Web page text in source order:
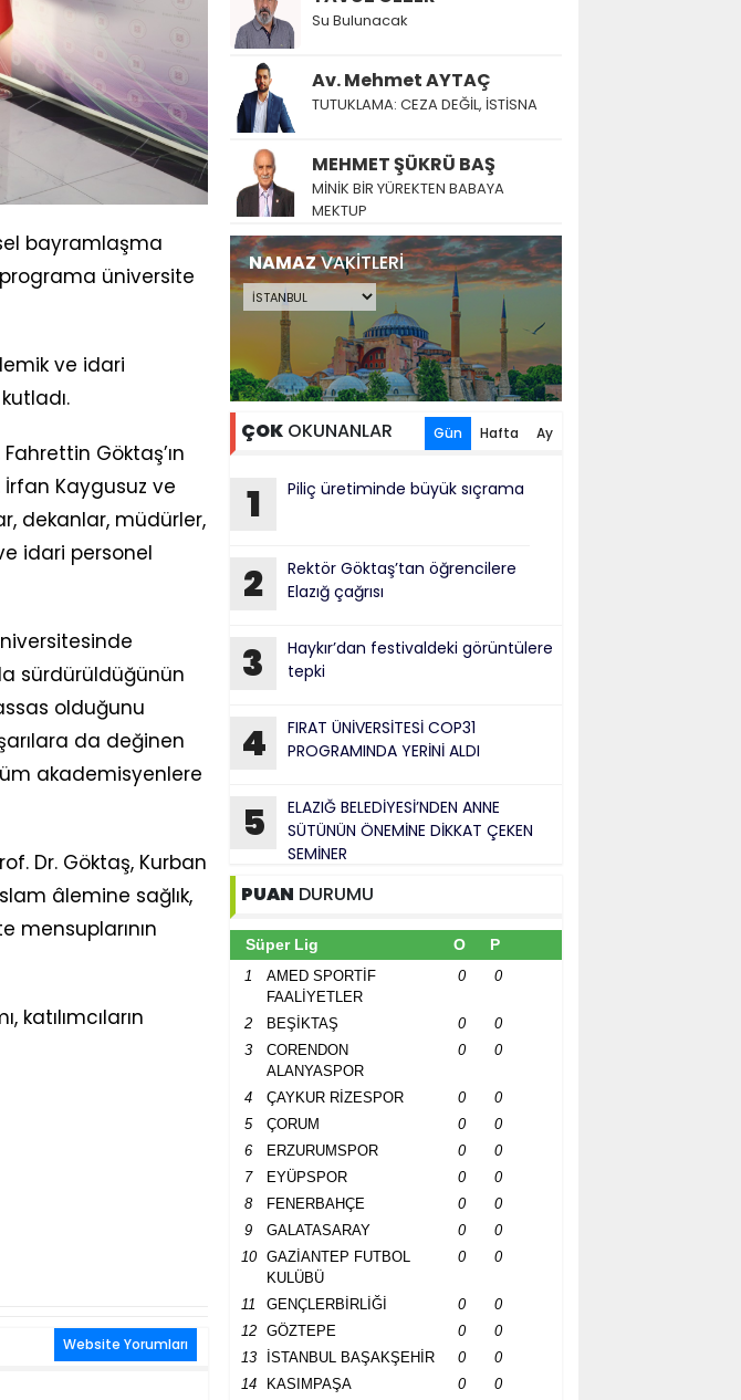
bayramlaşma
üniversite
ve idari
Göktaş’ın
İrfan Kaygusuz ve
dekanlar, müdürler,
idari personel
sürdürüldüğünün
olduğunu
da değinen
akademisyenlere
Dr. Göktaş, Kurban
âlemine sağlık,
mensuplarının
Website Yorumları
Su Bulunacak
Av. Mehmet AYTAÇ
TUTUKLAMA: CEZA DEĞİL, İSTİSNA
MEHMET ŞÜKRÜ BAŞ
MİNİK BİR YÜREKTEN BABAYA
MEKTUP
NAMAZVAKİTLERİ
ÇOK OKUNANLAR Gün Hafta Ay
1 Piliç üretiminde büyük sıçrama
2
Rektör Göktaş’tan öğrencilere
Elazığ çağrısı
3
Haykır’dan festivaldeki görüntülere
tepki
4
FIRAT ÜNİVERSİTESİ COP31
PROGRAMINDA YERİNİ ALDI
5
ELAZIĞ BELEDİYESİ’NDEN ANNE
SÜTÜNÜN ÖNEMİNE DİKKAT ÇEKEN
SEMİNER
PUAN DURUMU
Süper Lig O P
1
AMED SPORTİF
FAALİYETLER
0 0
2 BEŞİKTAŞ 0
0
3
CORENDON
ALANYASPOR
0 0
4 ÇAYKUR RİZESPOR 0
0
5
ÇORUM 0
0
6
ERZURUMSPOR 0
0
7
EYÜPSPOR 0
0
8
FENERBAHÇE 0
0
9
GALATASARAY 0
0
10
GAZİANTEP FUTBOL
KULÜBÜ
0 0
11 GENÇLERBİRLİĞİ 0
0
12
GÖZTEPE 0
0
13
İSTANBUL BAŞAKŞEHİR 0
0
14
KASIMPAŞA 0
0